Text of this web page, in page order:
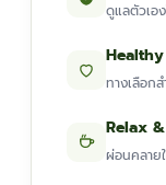
ดูแลตัวเอ
ทางเลือก
Relax
ผ่อนคลาย